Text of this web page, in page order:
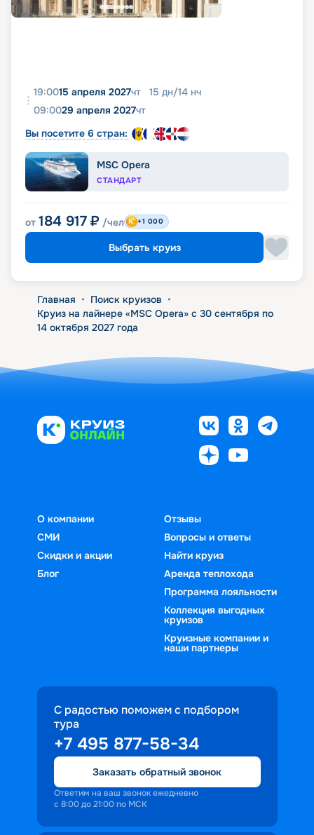
19:0015 апреля 2027чт 15 дн/14 нч
09:0029 апреля 2027чт
Вы посетите 6 стран:
MSC Opera
СТАНДАРТ
от 184 917 ₽ /чел +1 000
Выбрать круиз
Главная • Поиск круизов •
Круиз на лайнере «MSC Opera» с 30 сентября по
14 октября 2027 года
О компании
СМИ
Скидки и акции
Блог
Отзывы
Вопросы и ответы
Найти круиз
Аренда теплохода
Программа лояльности
Коллекция выгодных
круизов
Круизные компании и
наши партнеры
С радостью поможем с подбором
тура
+7 495 877-58-34
Заказать обратный звонок
Ответим на ваш звонок ежедневно
с 8:00 до 21:00 по МСК